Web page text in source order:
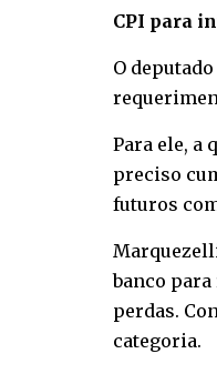
CPI para
O
Para ele, a
preciso
futuros
banco
perdas.
categoria.